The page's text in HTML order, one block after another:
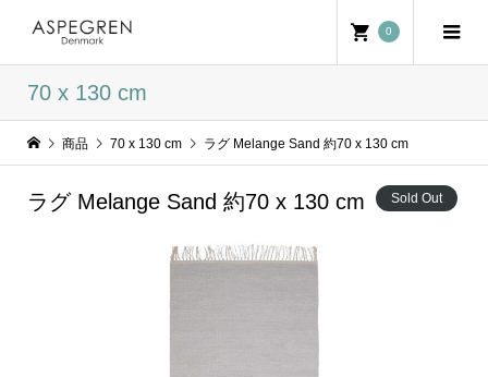
0
70 x 130 cm
商品 70 x 130 cm ラグ Melange Sand 約70 x 130 cm
ラグ Melange Sand 約70 x 130 cm Sold Out